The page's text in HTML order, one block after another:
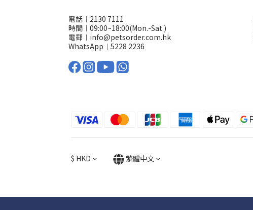
電話︱2130 7111
時間︱09:00~18:00(Mon.-Sat.)
電郵︱info@petsorder.com.hk
WhatsApp︱ 5228 2236
$ HKD 繁體中文